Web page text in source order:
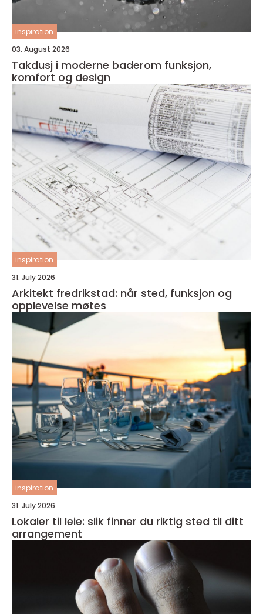
inspiration
03. August 2026
Takdusj i moderne baderom funksjon,
komfort og design
inspiration
31. July 2026
Arkitekt fredrikstad: når sted, funksjon og
opplevelse møtes
inspiration
31. July 2026
Lokaler til leie: slik finner du riktig sted til ditt
arrangement